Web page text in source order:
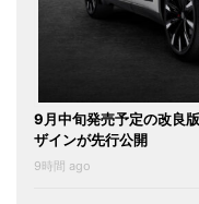
9月中旬発売予定の改良
ザインが先行公開
9時間 ago